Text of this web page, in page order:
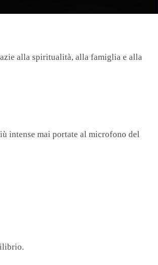
alla spiritualità, alla famiglia e alla
intense mai portate al microfono del